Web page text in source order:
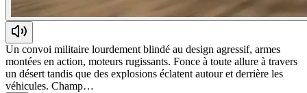
Un convoi militaire lourdement blindé au design agressif, armes
montées en action, moteurs rugissants. Fonce à toute allure à travers
un désert tandis que des explosions éclatent autour et derrière les
véhicules. Champ…